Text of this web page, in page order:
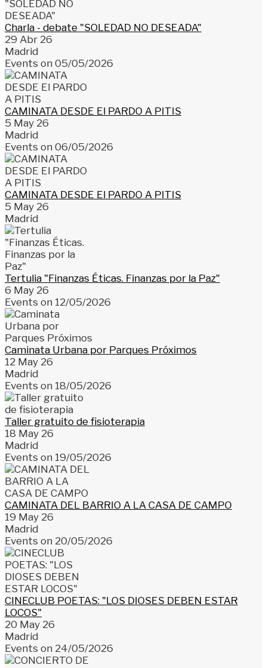
Charla - debate "SOLEDAD NO DESEADA"
29 Abr 26
Madrid
Events on 05/05/2026
CAMINATA DESDE El PARDO A PITIS
5 May 26
Madrid
Events on 06/05/2026
CAMINATA DESDE El PARDO A PITIS
5 May 26
Madrid
Tertulia "Finanzas Éticas. Finanzas por la Paz"
6 May 26
Events on 12/05/2026
Caminata Urbana por Parques Próximos
12 May 26
Madrid
Events on 18/05/2026
Taller gratuito de fisioterapia
18 May 26
Madrid
Events on 19/05/2026
CAMINATA DEL BARRIO A LA CASA DE CAMPO
19 May 26
Madrid
Events on 20/05/2026
CINECLUB POETAS: "LOS DIOSES DEBEN ESTAR
LOCOS"
20 May 26
Madrid
Events on 24/05/2026